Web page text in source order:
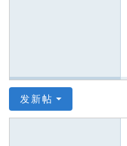
发新帖